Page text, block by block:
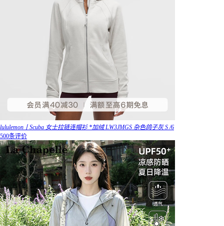
lululemon丨Scuba 女士拉链连帽衫 *加绒 LW3JMGS 杂色鸽子灰 S /6
500条评价